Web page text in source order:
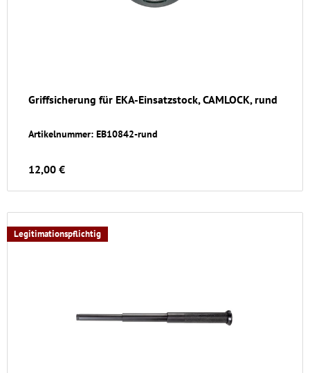
Griffsicherung für EKA-Einsatzstock, CAMLOCK, rund
Artikelnummer: EB10842-rund
12,00 €
Legitimationspflichtig